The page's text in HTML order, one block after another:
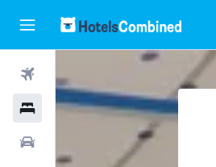
Flüge
Hotels